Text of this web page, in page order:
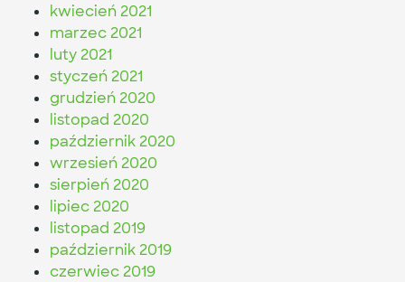
kwiecień 2021
marzec 2021
luty 2021
styczeń 2021
grudzień 2020
listopad 2020
październik 2020
wrzesień 2020
sierpień 2020
lipiec 2020
listopad 2019
październik 2019
czerwiec 2019